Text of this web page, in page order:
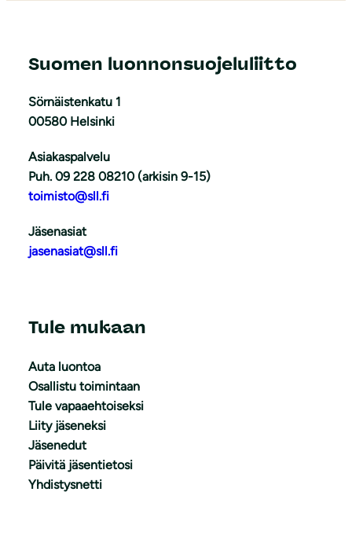
Suomen luonnonsuojeluliitto
Sörnäistenkatu 1
00580 Helsinki
Asiakaspalvelu
Puh. 09 228 08210 (arkisin 9-15)
toimisto@sll.fi
Jäsenasiat
jasenasiat@sll.fi
Tule mukaan
Auta luontoa
Osallistu toimintaan
Tule vapaaehtoiseksi
Liity jäseneksi
Jäsenedut
Päivitä jäsentietosi
Yhdistysnetti